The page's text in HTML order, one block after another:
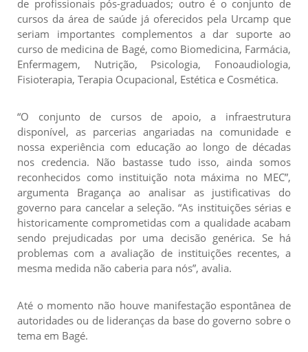
de profissionais pós-graduados; outro é o conjunto de
cursos da área de saúde já oferecidos pela Urcamp que
seriam importantes complementos a dar suporte ao
curso de medicina de Bagé, como Biomedicina, Farmácia,
Enfermagem, Nutrição, Psicologia, Fonoaudiologia,
Fisioterapia, Terapia Ocupacional, Estética e Cosmética.
“O conjunto de cursos de apoio, a infraestrutura
disponível, as parcerias angariadas na comunidade e
nossa experiência com educação ao longo de décadas
nos credencia. Não bastasse tudo isso, ainda somos
reconhecidos como instituição nota máxima no MEC”,
argumenta Bragança ao analisar as justificativas do
governo para cancelar a seleção. “As instituições sérias e
historicamente comprometidas com a qualidade acabam
sendo prejudicadas por uma decisão genérica. Se há
problemas com a avaliação de instituições recentes, a
mesma medida não caberia para nós”, avalia.
Até o momento não houve manifestação espontânea de
autoridades ou de lideranças da base do governo sobre o
tema em Bagé.